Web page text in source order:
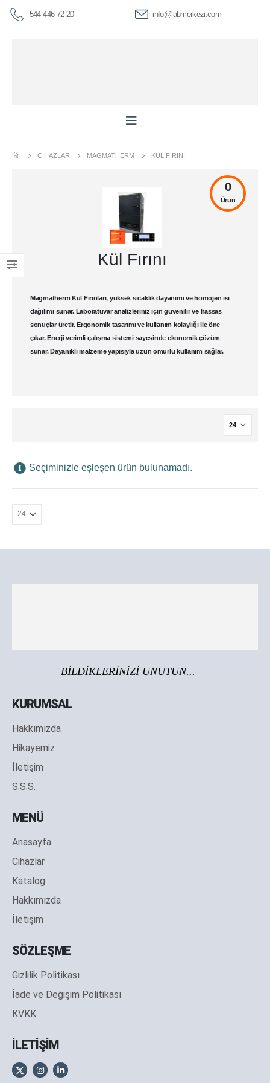
544 446 72 20 info@labmerkezi.com
CIHAZLAR MAGMATHERM KÜL FIRINI
Kül Fırını
Magmatherm Kül Fırınları, yüksek sıcaklık dayanımı ve homojen ısı
dağılımı sunar. Laboratuvaranalizleriniz için güvenilir ve hassas
sonuçlar üretir. Ergonomik tasarımı ve kullanım kolaylığı ile öne
çıkar. Enerji verimli çalışma sistemi sayesinde ekonomik çözüm
sunar. Dayanıklı malzeme yapısıyla uzun ömürlü kullanım sağlar.
0
Ürün
Seçiminizle eşleşen ürün bulunamadı.
BİLDİKLERİNİZİ UNUTUN...
KURUMSAL
Hakkımızda
Hikayemiz
İletişim
S.S.S.
MENÜ
Anasayfa
Cihazlar
Katalog
Hakkımızda
İletişim
SÖZLEŞME
Gizlilik Politikası
İade ve Değişim Politikası
KVKK
İLETİŞİM